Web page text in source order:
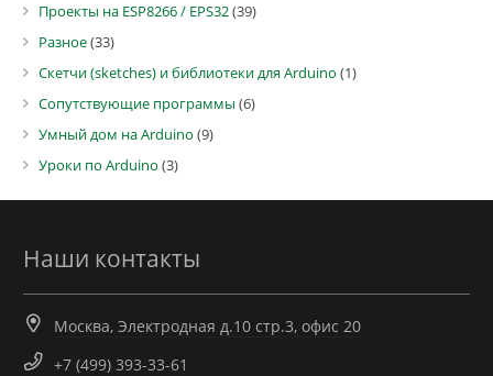
Проекты на ESP8266 / EPS32(39)
Разное(33)
Скетчи (sketches) и библиотеки для Arduino (1)
Сопутствующие программы (6)
Умный дом на Arduino (9)
Уроки по Arduino (3)
Наши контакты
Москва, Электродная д.10 стр.3, офис 20
+7 (499) 393-33-61